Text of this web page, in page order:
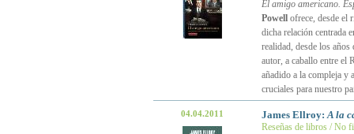
El amigo americano.
Powellofrece, desde el
dicha relación centrada
realidad, desde los
autor, a caballo entre el
añadido a la compleja y
cruciales para nuestro
04.04.2011 James Ellroy:A la
Reseñas de libros / No